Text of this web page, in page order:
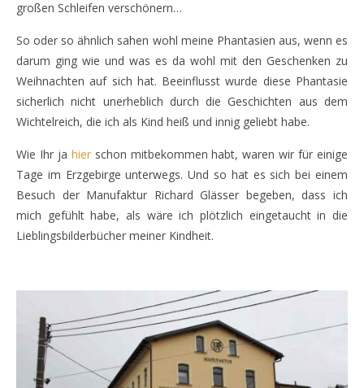
großen Schleifen verschönern…
So oder so ähnlich sahen wohl meine Phantasien aus, wenn es
darum ging wie und was es da wohl mit den Geschenken zu
Weihnachten auf sich hat. Beeinflusst wurde diese Phantasie
sicherlich nicht unerheblich durch die Geschichten aus dem
Wichtelreich, die ich als Kind heiß und innig geliebt habe.
Wie Ihr ja hierschon mitbekommen habt, waren wir für einige
Tage im Erzgebirge unterwegs. Und so hat es sich bei einem
Besuch der Manufaktur Richard Glässer begeben, dass ich
mich gefühlt habe, als wäre ich plötzlich eingetaucht in die
Lieblingsbilderbücher meiner Kindheit.